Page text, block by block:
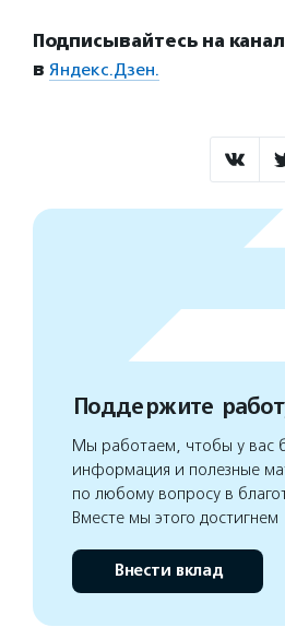
Подписывайтесь на
в Яндекс.Дзен.
Поддержите
Мы работаем, чтобы у вас
информация и полезные
по любому вопросу в
Вместе мы этого достигнем
Внести вклад